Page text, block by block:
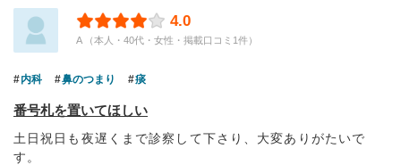
4.0
A （本人・40代・女性・掲載口コミ1件）
内科 鼻のつまり 痰
番号札を置いてほしい
土日祝日も夜遅くまで診察して下さり、大変ありがたいで
す。